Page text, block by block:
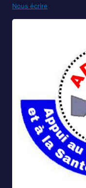
Nous écrire